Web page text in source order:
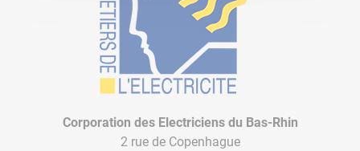
Corporation des Electriciens du Bas-Rhin
2 rue de Copenhague